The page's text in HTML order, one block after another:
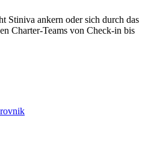
Stiniva ankern oder sich durch das
Charter-Teams von Check-in bis